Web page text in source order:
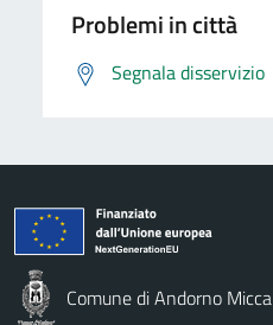
Problemi in città
Segnala disservizio
Comune di Andorno Micca